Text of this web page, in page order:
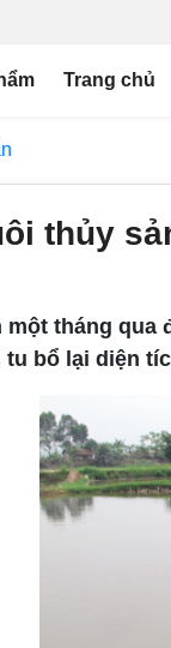
Trang chủ
thủy
tháng qua
bổ lại diện